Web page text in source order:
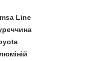
Line